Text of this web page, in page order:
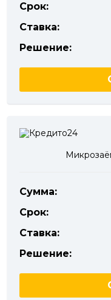
Срок:
Ставка:
Решение:
Сумма:
Срок:
Ставка:
Решение: